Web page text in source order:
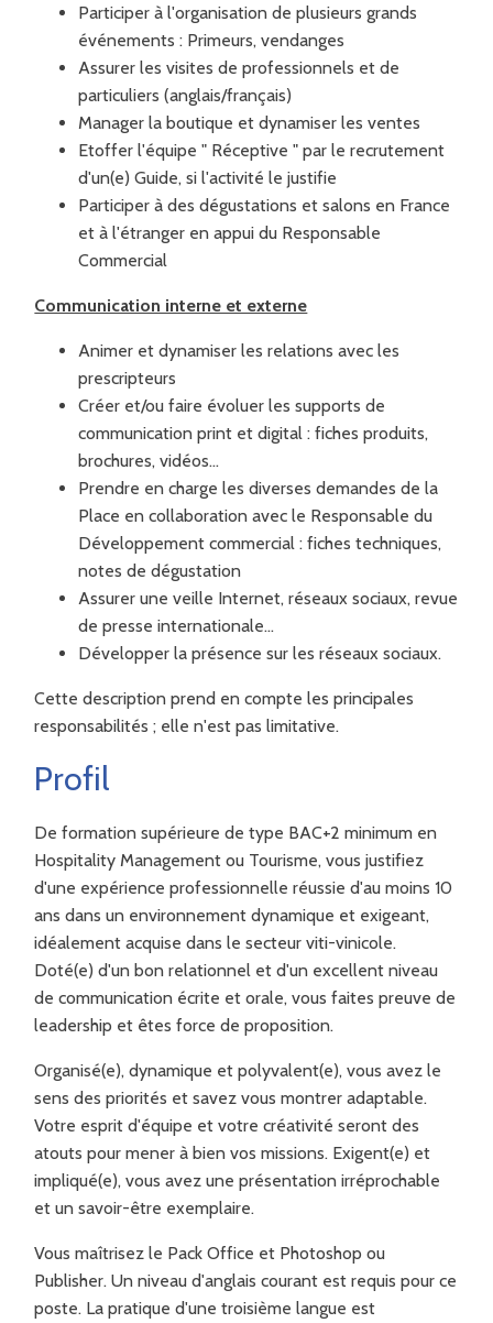
Participer à l'organisation de plusieurs grands
événements : Primeurs, vendanges
Assurer les visites de professionnels et de
particuliers (anglais/français)
Manager la boutique et dynamiser les ventes
Etoffer l'équipe " Réceptive " par le recrutement
d'un(e) Guide, si l'activité le justifie
Participer à des dégustations et salons en France
et à l'étranger en appui du Responsable
Commercial
Communication interne et externe
Animer et dynamiser les relations avec les
prescripteurs
Créer et/ou faire évoluer les supports de
communication print et digital : fiches produits,
brochures, vidéos...
Prendre en charge les diverses demandes de la
Place en collaboration avec le Responsable du
Développement commercial : fiches techniques,
notes de dégustation
Assurer une veille Internet, réseaux sociaux, revue
de presse internationale...
Développer la présence sur les réseaux sociaux.
Cette description prend en compte les principales
responsabilités ; elle n'est pas limitative.
Profil
De formation supérieure de type BAC+2 minimum en
Hospitality Management ou Tourisme, vous justifiez
d'une expérience professionnelle réussie d'au moins 10
ans dans un environnement dynamique et exigeant,
idéalement acquise dans le secteur viti-vinicole.
Doté(e) d'un bon relationnel et d'un excellent niveau
de communication écrite et orale, vous faites preuve de
leadership et êtes force de proposition.
Organisé(e), dynamique et polyvalent(e), vous avez le
sens des priorités et savez vous montrer adaptable.
Votre esprit d'équipe et votre créativité seront des
atouts pour mener à bien vos missions. Exigent(e) et
impliqué(e), vous avez une présentation irréprochable
et un savoir-être exemplaire.
Vous maîtrisez le Pack Office et Photoshop ou
Publisher. Un niveau d'anglais courant est requis pour ce
poste. La pratique d'une troisième langue est